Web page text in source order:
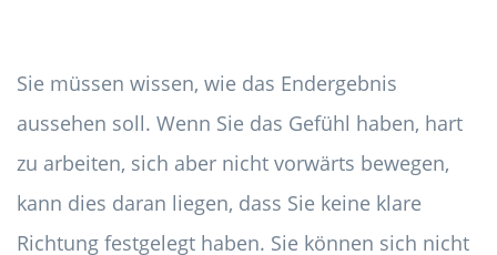
Sie müssen wissen, wie das Endergebnis
aussehen soll. Wenn Sie das Gefühl haben, hart
zu arbeiten, sich aber nicht vorwärts bewegen,
kann dies daran liegen, dass Sie keine klare
Richtung festgelegt haben. Sie können sich nicht